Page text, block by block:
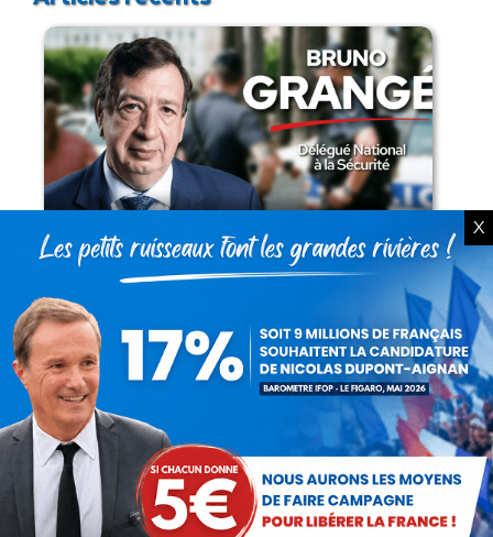
armes par les forces de l’ordre
Lorsque tout flambe et que l’État
X